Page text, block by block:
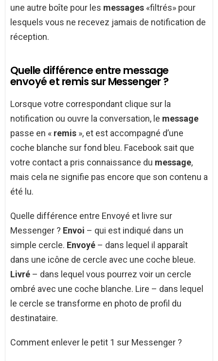
une autre boîte pour les messages «filtrés» pour
lesquels vous ne recevez jamais de notification de
réception.
Quelle différence entre message
envoyé et remis sur Messenger ?
Lorsque votre correspondant clique sur la
notification ou ouvre la conversation, le message
passe en « remis », et est accompagné d’une
coche blanche sur fond bleu. Facebook sait que
votre contact a pris connaissance du message,
mais cela ne signifie pas encore que son contenu a
été lu.
Quelle différence entre Envoyé et livre sur
Messenger ? Envoi – qui est indiqué dans un
simple cercle. Envoyé – dans lequel il apparaît
dans une icône de cercle avec une coche bleue.
Livré – dans lequel vous pourrez voir un cercle
ombré avec une coche blanche. Lire – dans lequel
le cercle se transforme en photo de profil du
destinataire.
Comment enlever le petit 1 sur Messenger ?